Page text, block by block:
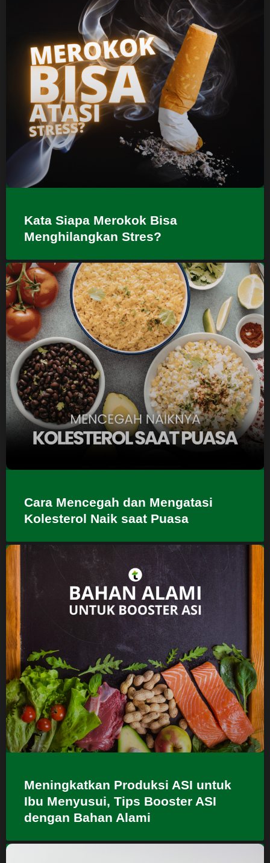
Kata Siapa Merokok Bisa
Menghilangkan Stres?
Cara Mencegah dan Mengatasi
Kolesterol Naik saat Puasa
Meningkatkan Produksi ASI untuk
Ibu Menyusui, Tips Booster ASI
dengan Bahan Alami